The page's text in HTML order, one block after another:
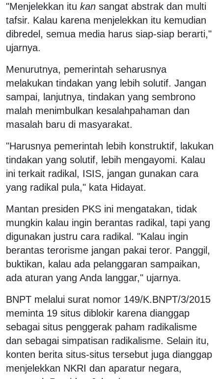
"Menjelekkan itu kan sangat abstrak dan multi
tafsir. Kalau karena menjelekkan itu kemudian
dibredel, semua media harus siap-siap berarti,"
ujarnya.
Menurutnya, pemerintah seharusnya
melakukan tindakan yang lebih solutif. Jangan
sampai, lanjutnya, tindakan yang sembrono
malah menimbulkan kesalahpahaman dan
masalah baru di masyarakat.
"Harusnya pemerintah lebih konstruktif, lakukan
tindakan yang solutif, lebih mengayomi. Kalau
ini terkait radikal, ISIS, jangan gunakan cara
yang radikal pula," kata Hidayat.
Mantan presiden PKS ini mengatakan, tidak
mungkin kalau ingin berantas radikal, tapi yang
digunakan justru cara radikal. "Kalau ingin
berantas terorisme jangan pakai teror. Panggil,
buktikan, kalau ada pelanggaran sampaikan,
ada aturan yang Anda langgar," ujarnya.
BNPT melalui surat nomor 149/K.BNPT/3/2015
meminta 19 situs diblokir karena dianggap
sebagai situs penggerak paham radikalisme
dan sebagai simpatisan radikalisme. Selain itu,
konten berita situs-situs tersebut juga dianggap
menjelekkan NKRI dan aparatur negara,